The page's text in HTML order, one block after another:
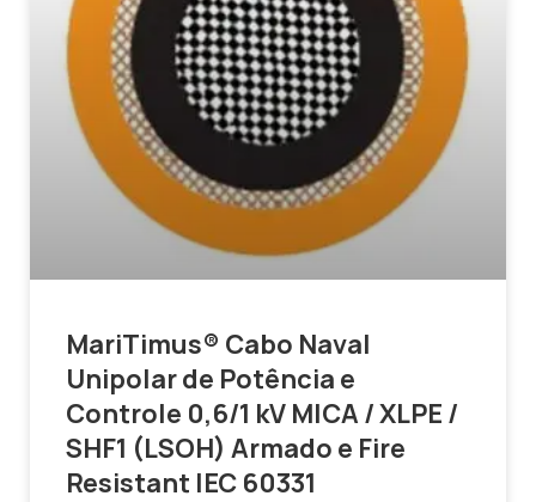
MariTimus® Cabo Naval
Unipolar de Potência e
Controle 0,6/1 kV MICA / XLPE /
SHF1 (LSOH) Armado e Fire
Resistant IEC 60331